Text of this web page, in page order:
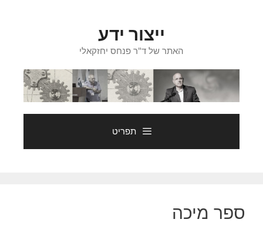
ייצור ידע
האתר של ד"ר פנחס יחזקאלי
תפריט
ספר מיכה